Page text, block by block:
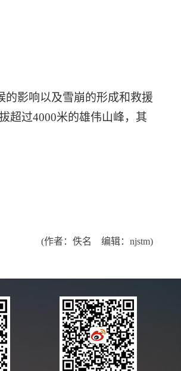
的影响以及雪崩的形成和救援
超过4000米的雄伟山峰，其
(作者：佚名 编辑：njstm)